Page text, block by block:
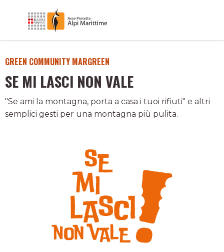
GREEN COMMUNITY MARGREEN
SE MI LASCI NON VALE
"Se ami la montagna, porta a casa i tuoi rifiuti" e altri
semplici gesti per una montagna più pulita.